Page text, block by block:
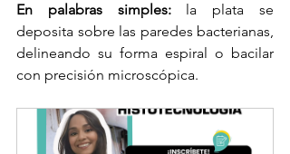
En palabras simples: la plata se
deposita sobre las paredes bacterianas,
delineando su forma espiral o bacilar
con precisión microscópica.